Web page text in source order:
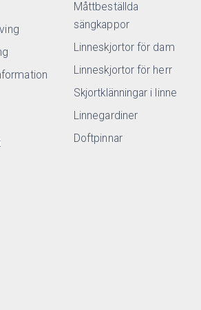
Måttbeställda
sängkappor
Linneskjortor för dam
Linneskjortor för herr
Skjortklänningar i linne
Linnegardiner
Doftpinnar